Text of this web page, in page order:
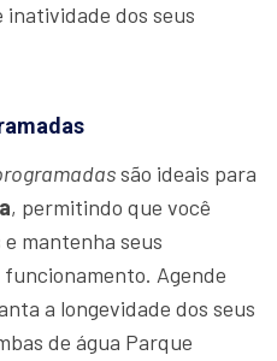
inatividade dos seus
são ideais para
, permitindo que você
mantenha seus
Agende
a longevidade dos seus
de água Parque